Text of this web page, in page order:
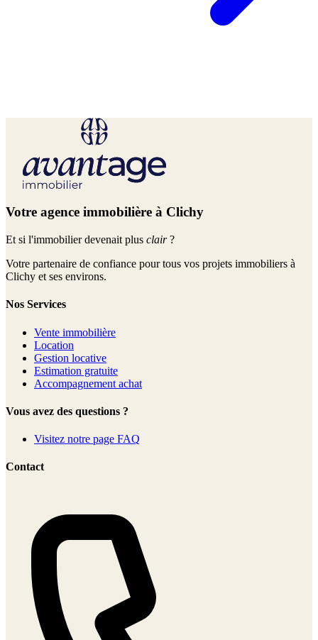
Votre agence immobilière à Clichy
Et si l'immobilier devenait plus clair?
Votre partenaire de confiance pour tous vos projets immobiliers à
Clichy et ses environs.
Nos Services
Vente immobilière
Location
Gestion locative
Estimation gratuite
Accompagnement achat
Vous avez des questions ?
Visitez notre page FAQ
Contact